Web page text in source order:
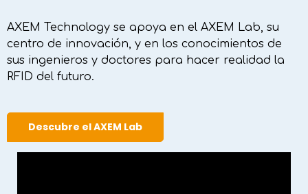
AXEM Technology se apoya en el AXEM Lab, su
centro de innovación, y en los conocimientos de
sus ingenieros y doctores para hacer realidad la
RFID del futuro.
Descubre el AXEM Lab